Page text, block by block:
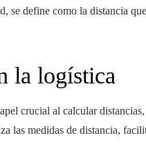
se define como la distancia
la logística
crucial al calcular
las medidas de distancia,